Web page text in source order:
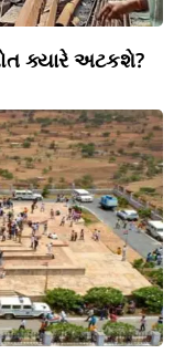
ક્યારે અટકશે?